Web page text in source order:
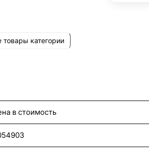
товары категории
в стоимость